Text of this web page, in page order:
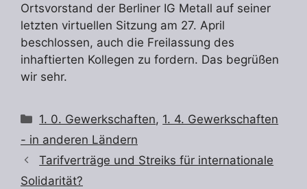
Ortsvorstand der Berliner IG Metall auf seiner
letzten virtuellen Sitzung am 27. April
beschlossen, auch die Freilassung des
inhaftierten Kollegen zu fordern. Das begrüßen
wir sehr.
Kategorien
1. 0. Gewerkschaften, 1. 4. Gewerkschaften
- in anderen Ländern
Tarifverträge und Streiks für internationale
Solidarität?